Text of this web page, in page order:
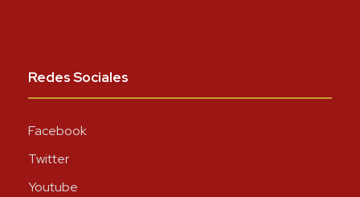
Redes Sociales
Facebook
Twitter
Youtube